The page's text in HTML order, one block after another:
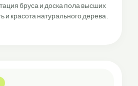
бруса и доска пола высших
и красота натурального дерева.